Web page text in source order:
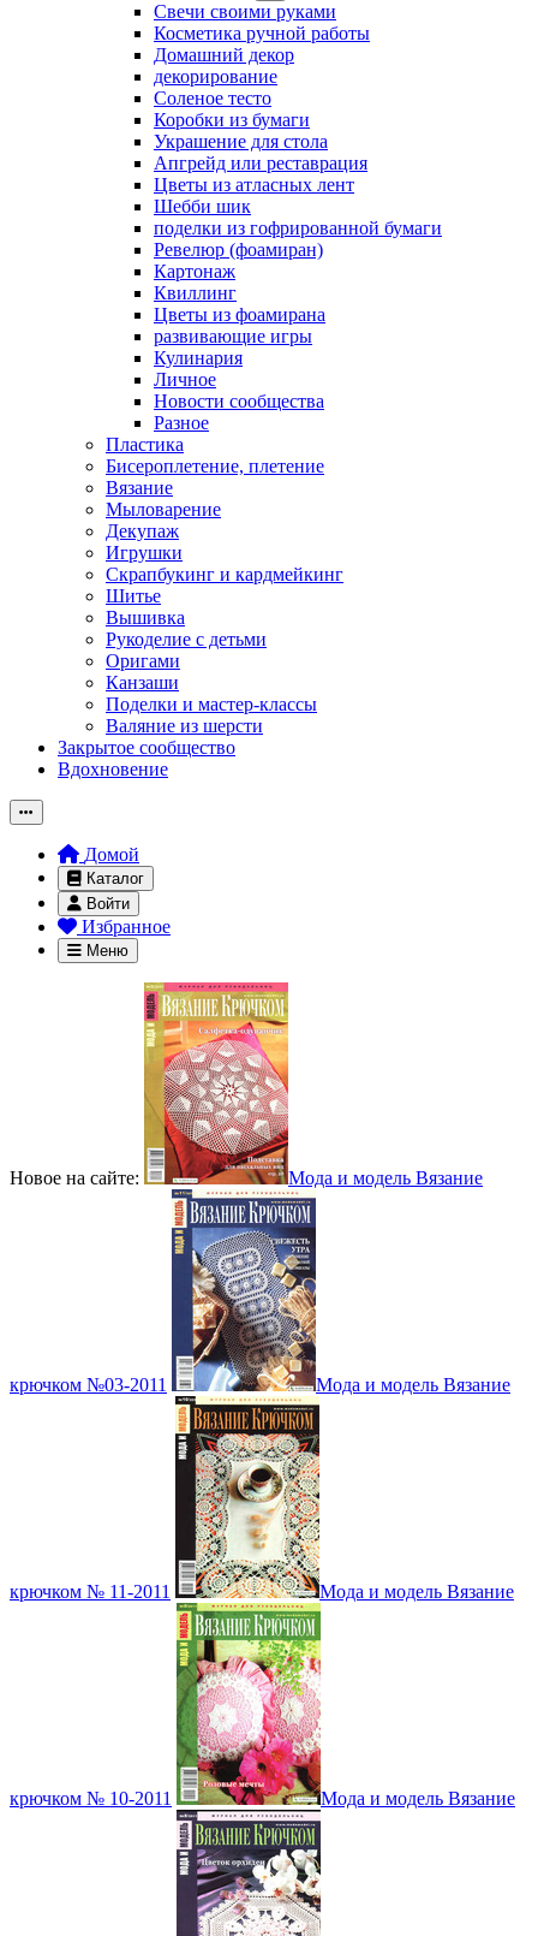
Свечи своими руками
Косметика ручной работы
Домашний декор
декорирование
Соленое тесто
Коробки из бумаги
Украшение для стола
Апгрейд или реставрация
Цветы из атласных лент
Шебби шик
поделки из гофрированной бумаги
Ревелюр (фоамиран)
Картонаж
Квиллинг
Цветы из фоамирана
развивающие игры
Кулинария
Личное
Новости сообщества
Разное
Пластика
Бисероплетение, плетение
Вязание
Мыловарение
Декупаж
Игрушки
Скрапбукинг и кардмейкинг
Шитье
Вышивка
Рукоделие с детьми
Оригами
Канзаши
Поделки и мастер-классы
Валяние из шерсти
Закрытое сообщество
Вдохновение
Домой
Каталог
Войти
Избранное
Меню
Новое на сайте: Мода и модель Вязание
крючком №03-2011 Мода и модель Вязание
крючком № 11-2011 Мода и модель Вязание
крючком № 10-2011 Мода и модель Вязание